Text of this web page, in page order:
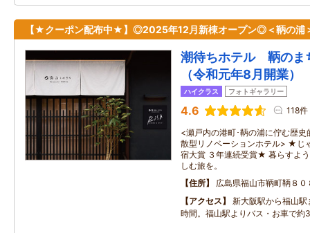
【★クーポン配布中★】◎2025年12月新棟オープン◎＜鞆の浦
潮待ちホテル 鞆のま
（令和元年8月開業）
ハイクラス フォトギャラリー
4.6 118件
<瀬戸内の港町･鞆の浦に佇む歴
散型リノベーションホテル> ★じ
宿大賞 ３年連続受賞★ 暮らすよ
しむ旅を。
住所
広島県福山市鞆町鞆８０
アクセス
新大阪駅から福山
時間。福山駅よりバス・お車で約